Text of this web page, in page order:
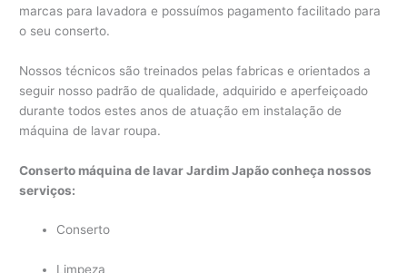
marcas para lavadora e possuímos pagamento facilitado para
o seu conserto.
Nossos técnicos são treinados pelas fabricas e orientados a
seguir nosso padrão de qualidade, adquirido e aperfeiçoado
durante todos estes anos de atuação em instalação de
máquina de lavar roupa.
Conserto máquina de lavar Jardim Japão conheça nossos
serviços:
Conserto
Limpeza